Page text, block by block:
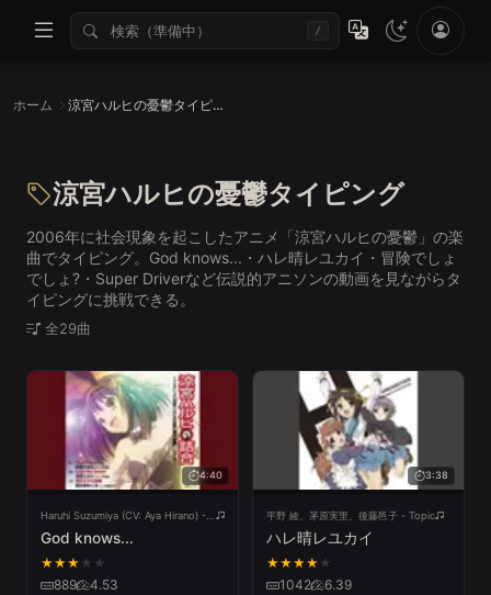
/
ホーム 涼宮ハルヒの憂鬱タイピング
涼宮ハルヒの憂鬱タイピング
2006年に社会現象を起こしたアニメ「涼宮ハルヒの憂鬱」の楽
曲でタイピング。God knows...・ハレ晴レユカイ・冒険でしょ
でしょ?・Super Driverなど伝説的アニソンの動画を見ながらタ
イピングに挑戦できる。
全29曲
4:40
Haruhi Suzumiya (CV: Aya Hirano) - Topic
God knows...
★★★ ★ ★
889 4.53
3:38
平野 綾、茅原実里、後藤邑子 - Topic
ハレ晴レユカイ
★★★★ ★
1042 6.39